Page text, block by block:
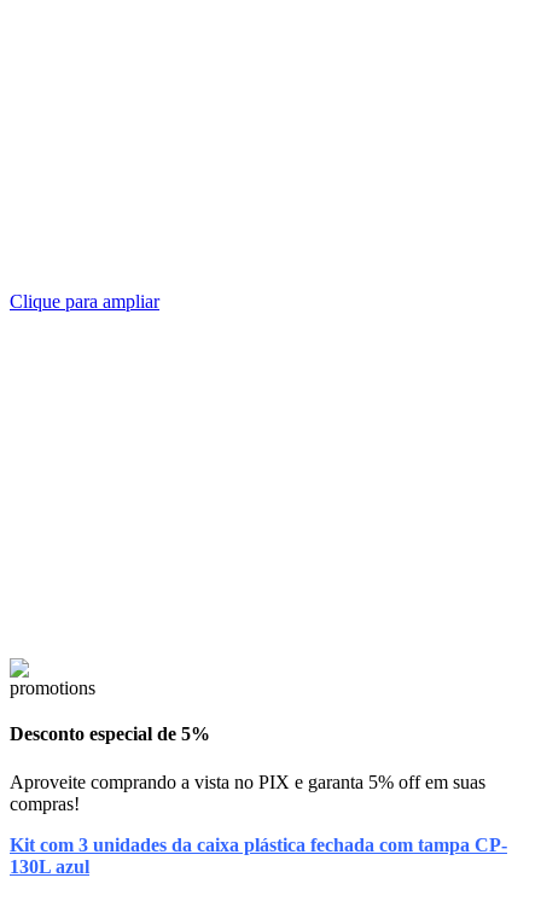
Clique para ampliar
Desconto especial de 5%
Aproveite comprando a vista no PIX e garanta 5% off em suas
compras!
Kit com 3 unidades da caixa plástica fechada com tampa CP-
130L azul